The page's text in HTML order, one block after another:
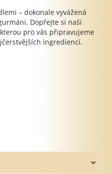
– dokonale vyvážená
Dopřejte si naši
pro vás připravujeme
ingrediencí.